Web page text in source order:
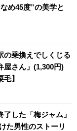
め45度”の美学と
の乗換えでしくじる
屋さん」(1,300円)
】
した「梅ジャム」
た男性のストーリ